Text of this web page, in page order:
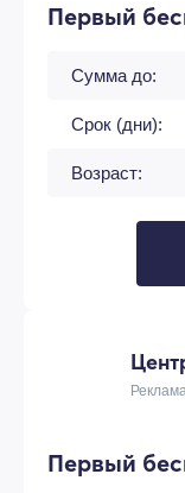
Первый
Сумма до:
Срок (дни):
Возраст:
Первый